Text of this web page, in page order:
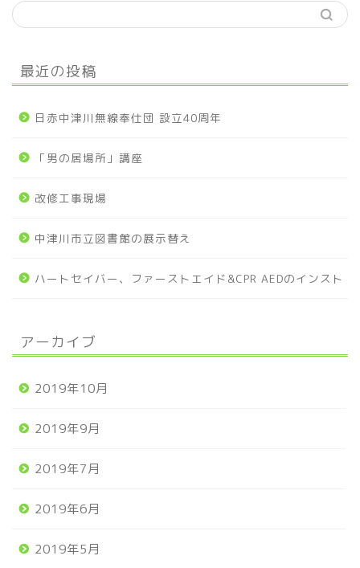
最近の投稿
日赤中津川無線奉仕団 設立40周年
「男の居場所」講座
改修工事現場
中津川市立図書館の展示替え
ハートセイバー、ファーストエイド&CPR AEDのインスト
アーカイブ
2019年10月
2019年9月
2019年7月
2019年6月
2019年5月